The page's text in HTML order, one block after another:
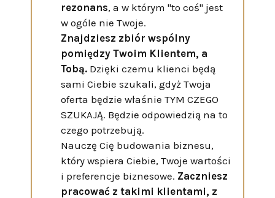
rezonans, a w którym "to coś" jest
w ogóle nie Twoje.
Znajdziesz zbiór wspólny
pomiędzy Twoim Klientem, a
Tobą.Dzięki czemu klienci będą
sami Ciebie szukali, gdyż Twoja
oferta będzie właśnie TYM CZEGO
SZUKAJĄ. Będzie odpowiedzią na to
czego potrzebują.
Nauczę Cię budowania biznesu,
który wspiera Ciebie, Twoje wartości
i preferencje biznesowe. Zaczniesz
pracować z takimi klientami, z